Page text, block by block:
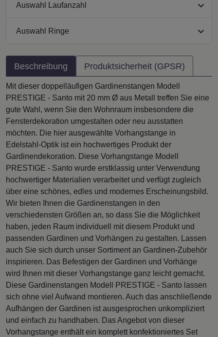
Auswahl Laufanzahl
Auswahl Ringe
Beschreibung Produktsicherheit (GPSR)
Mit dieser doppelläufigen Gardinenstangen Modell
PRESTIGE - Santo mit 20 mm Ø aus Metall treffen Sie eine
gute Wahl, wenn Sie den Wohnraum insbesondere die
Fensterdekoration umgestalten oder neu ausstatten
möchten. Die hier ausgewählte Vorhangstange in
Edelstahl-Optik ist ein hochwertiges Produkt der
Gardinendekoration. Diese Vorhangstange Modell
PRESTIGE - Santo wurde erstklassig unter Verwendung
hochwertiger Materialien verarbeitet und verfügt zugleich
über eine schönes, edles und modernes Erscheinungsbild.
Wir bieten Ihnen die Gardinenstangen in den
verschiedensten Größen an, so dass Sie die Möglichkeit
haben, jeden Raum individuell mit diesem Produkt und
passenden Gardinen und Vorhängen zu gestalten. Lassen
auch Sie sich durch unser Sortiment an Gardinen-Zubehör
inspirieren. Das Befestigen der Gardinen und Vorhänge
wird Ihnen mit dieser Vorhangstange ganz leicht gemacht.
Diese Gardinenstangen Modell PRESTIGE - Santo lassen
sich ohne viel Aufwand montieren. Auch das anschließende
Aufhängen der Gardinen ist ausgesprochen unkompliziert
und einfach zu handhaben. Das Angebot von dieser
Vorhangstange enthält ein komplett konfektioniertes Set